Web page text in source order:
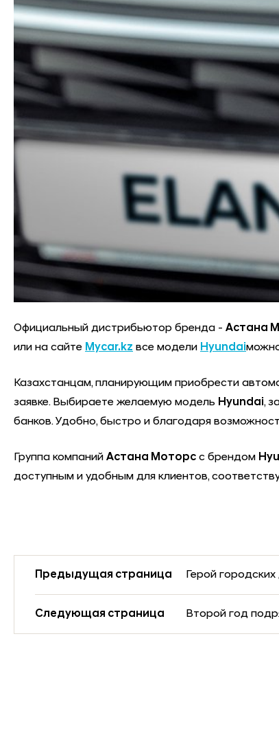
Официальный дистрибьютор бренда - Астана
или на сайте Mycar.kz все модели Hyundai
Казахстанцам, планирующим приобрести
заявке. Выбираете желаемую модель Hyundai,
банков. Удобно, быстро и благодаря
Группа компаний Астана Моторс с брендом
доступным и удобным для клиентов,
Предыдущая страница Герой
Следующая страница Второй год